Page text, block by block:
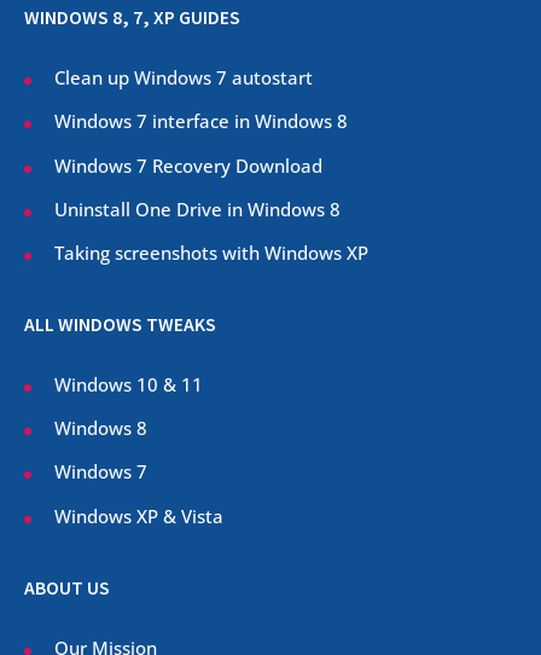
WINDOWS 8, 7, XP GUIDES
Clean up Windows 7 autostart
Windows 7 interface in Windows 8
Windows 7 Recovery Download
Uninstall One Drive in Windows 8
Taking screenshots with Windows XP
ALL WINDOWS TWEAKS
Windows 10 & 11
Windows 8
Windows 7
Windows XP & Vista
ABOUT US
Our Mission